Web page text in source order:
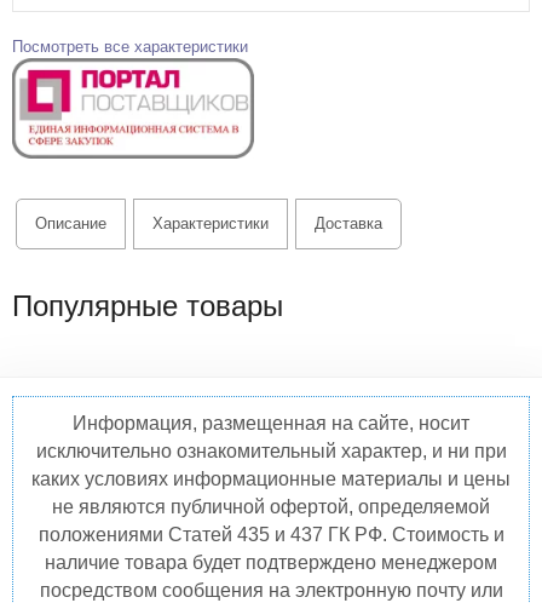
Посмотреть все характеристики
Описание Характеристики Доставка
Популярные товары
Информация, размещенная на сайте, носит
исключительно ознакомительный характер, и ни при
каких условиях информационные материалы и цены
не являются публичной офертой, определяемой
положениями Статей 435 и 437 ГК РФ. Стоимость и
наличие товара будет подтверждено менеджером
посредством сообщения на электронную почту или